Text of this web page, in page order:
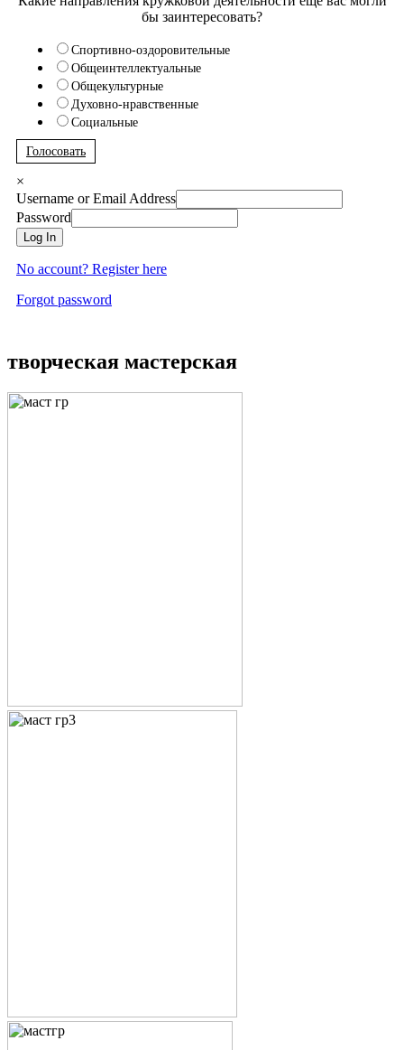
бы заинтересовать?
Спортивно-оздоровительные
Общеинтеллектуальные
Общекультурные
Духовно-нравственные
Социальные
Голосовать
×
Username or Email Address
Password
Log In
No account? Register here
Forgot password
творческая мастерская